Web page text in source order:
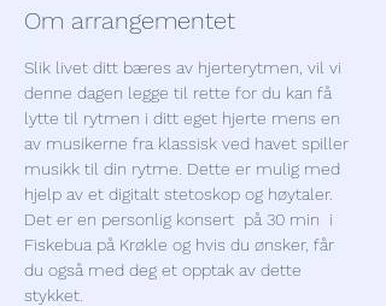
Om arrangementet
Slik livet ditt bæres av hjerterytmen, vil vi
denne dagen legge til rette for du kan få
lytte til rytmen i ditt eget hjerte mens en
av musikerne fra klassisk ved havet spiller
musikk til din rytme. Dette er mulig med
hjelp av et digitalt stetoskop og høytaler.
Det er en personlig konsert  på 30 min  i
Fiskebua på Krøkle og hvis du ønsker, får
du også med deg et opptak av dette
stykket.